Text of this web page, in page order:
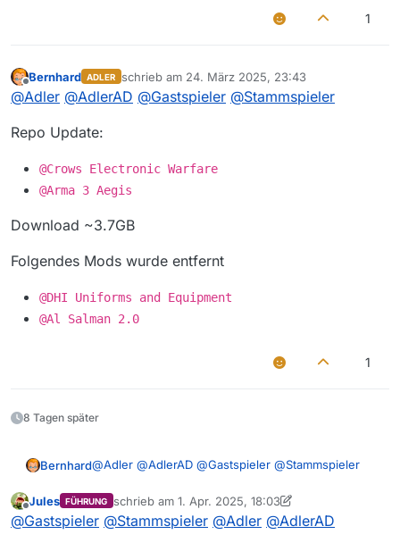
1
Offline
Bernhard ADLER schrieb am 24. März 2025, 23:43
zuletzt editiert von
@Adler @AdlerAD @Gastspieler @Stammspieler
Repo Update:
@Crows Electronic Warfare
@Arma 3 Aegis
Download ~3.7GB
Folgendes Mods wurde entfernt
@DHI Uniforms and Equipment
@Al Salman 2.0
1
8 Tagen später
Bernhard@Adler @AdlerAD @Gastspieler @Stammspieler
Repo Update:
@Crows Electronic Warfare
Offline
Jules FÜHRUNG schrieb am 1. Apr. 2025, 18:03
zuletzt editiert von Jules 4. Jan. 2025, 18:03
@Gastspieler @Stammspieler @Adler @AdlerAD